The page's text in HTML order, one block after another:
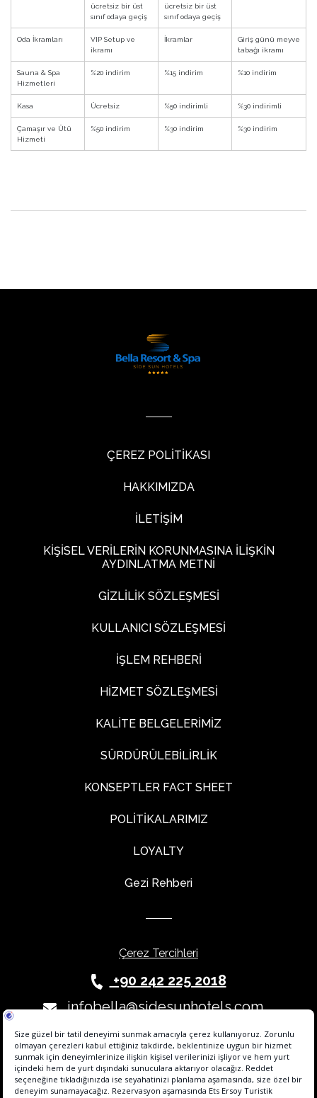
ücretsiz bir üst
sınıf odaya geçiş
ücretsiz bir üst
sınıf odaya geçiş
Oda İkramları
VIP Setup ve
ikramı
İkramlar
Giriş günü meyve
tabağı ikramı
Sauna & Spa
Hizmetleri
%20 indirim %15 indirim %10 indirim
Kasa Ücretsiz %50 indirimli %30 indirimli
Çamaşır ve Ütü
Hizmeti
%50 indirim %30 indirim %30 indirim
ÇEREZ POLİTİKASI
HAKKIMIZDA
İLETİŞİM
KİŞİSEL VERİLERİN KORUNMASINA İLİŞKİN
AYDINLATMA METNİ
GİZLİLİK SÖZLEŞMESİ
KULLANICI SÖZLEŞMESİ
İŞLEM REHBERİ
HİZMET SÖZLEŞMESİ
KALİTE BELGELERİMİZ
SÜRDÜRÜLEBİLİRLİK
KONSEPTLER FACT SHEET
POLİTİKALARIMIZ
LOYALTY
Gezi Rehberi
Çerez Tercihleri
+90 242 225 2018
infobella@sidesunhotels.com